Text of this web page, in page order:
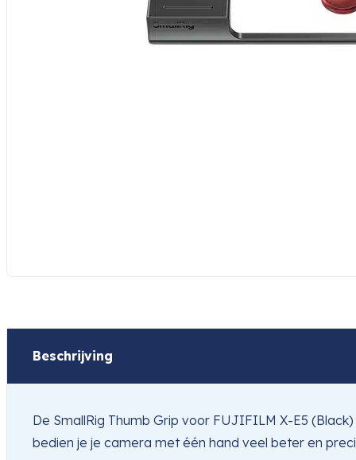
Beschrijving
De SmallRig Thumb Grip voor FUJIFILM X-E5
bedien je je camera met één hand veel beter en